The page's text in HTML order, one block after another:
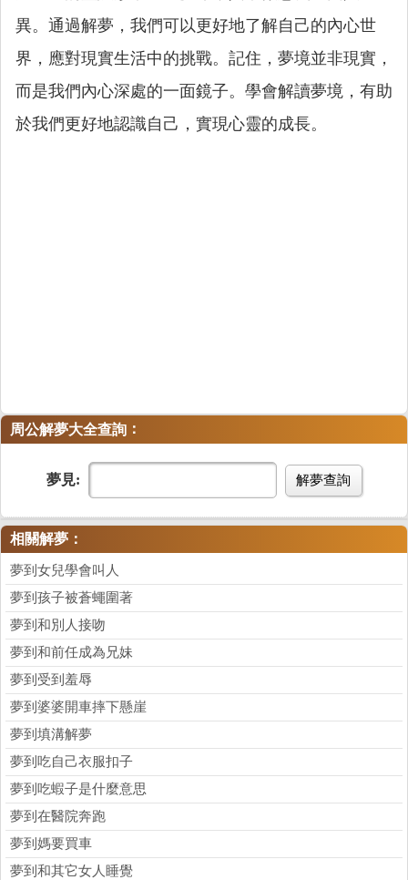
異。通過解夢，我們可以更好地了解自己的內心世
界，應對現實生活中的挑戰。記住，夢境並非現實，
而是我們內心深處的一面鏡子。學會解讀夢境，有助
於我們更好地認識自己，實現心靈的成長。
周公解夢大全查詢 ：
夢見: 解夢查詢
相關解夢：
夢到女兒學會叫人
夢到孩子被蒼蠅圍著
夢到和別人接吻
夢到和前任成為兄妹
夢到受到羞辱
夢到婆婆開車摔下懸崖
夢到填溝解夢
夢到吃自己衣服扣子
夢到吃蝦子是什麼意思
夢到在醫院奔跑
夢到媽要買車
夢到和其它女人睡覺